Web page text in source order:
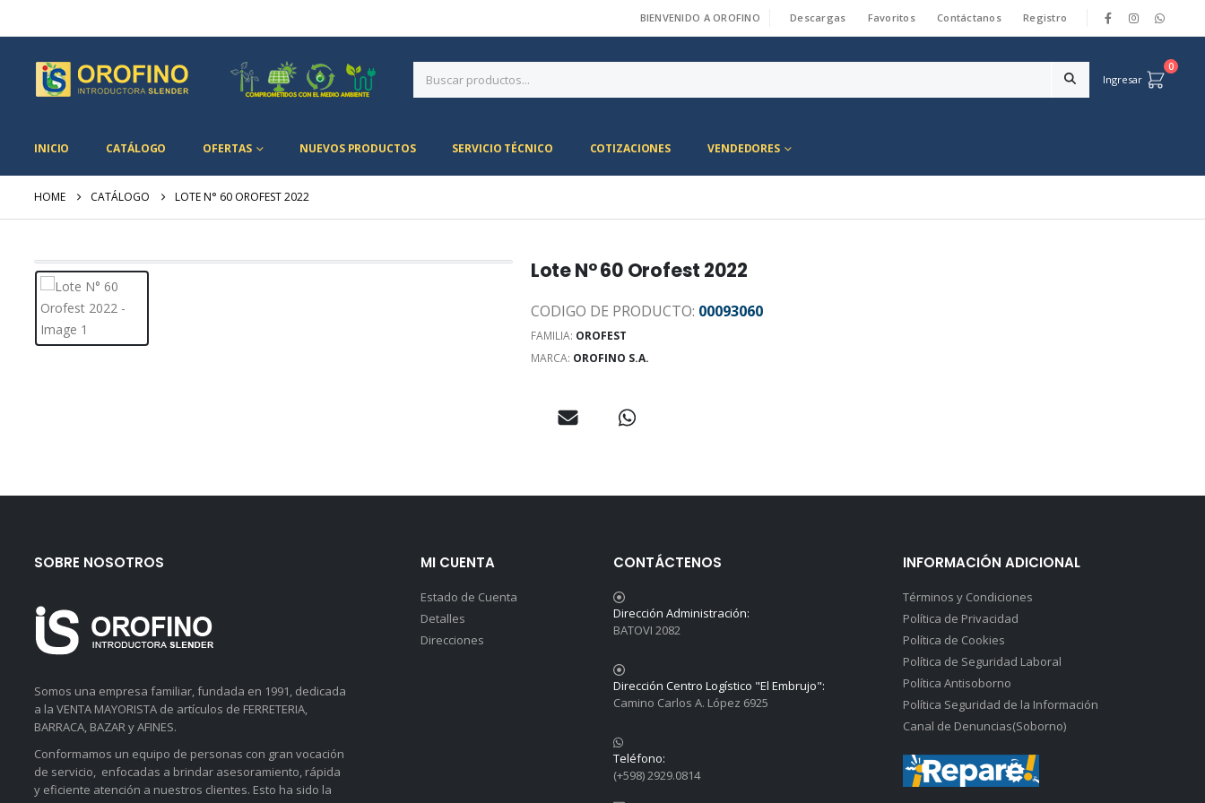
BIENVENIDO A OROFINO Descargas Favoritos Contáctanos Registro
Ingresar
0
INICIO CATÁLOGO OFERTAS NUEVOS PRODUCTOS SERVICIO TÉCNICO COTIZACIONES VENDEDORES
HOME CATÁLOGO LOTE N° 60 OROFEST 2022
Lote N° 60 Orofest 2022
CODIGO DE PRODUCTO: 00093060
FAMILIA: OROFEST
MARCA: OROFINO S.A.
SOBRE NOSOTROS
Somos una empresa familiar, fundada en 1991, dedicada
a la VENTA MAYORISTA de artículos de FERRETERIA,
BARRACA, BAZAR y AFINES.
Conformamos un equipo de personas con gran vocación
de servicio, enfocadas a brindar asesoramiento, rápida
y eficiente atención a nuestros clientes. Esto ha sido la
MI CUENTA
Estado de Cuenta
Detalles
Direcciones
CONTÁCTENOS
Dirección Administración:
BATOVI 2082
Dirección Centro Logístico "El Embrujo":
Camino Carlos A. López 6925
Teléfono:
(+598) 2929.0814
INFORMACIÓN ADICIONAL
Términos y Condiciones
Política de Privacidad
Política de Cookies
Política de Seguridad Laboral
Política Antisoborno
Política Seguridad de la Información
Canal de Denuncias(Soborno)